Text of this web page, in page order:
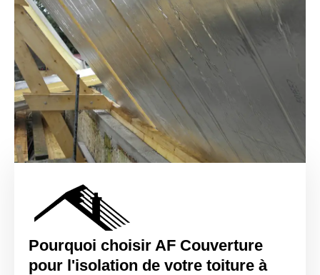
Pourquoi choisir AF Couverture
pour l'isolation de votre toiture à